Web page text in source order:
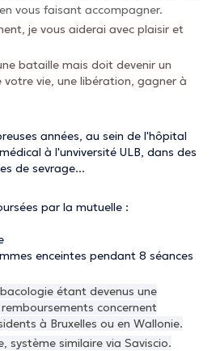
vous faisant accompagner.
je vous aiderai avec plaisir et
bataille mais doit devenir un
vie, une libération, gagner à
années, au sein de l'hôpital
à l'unviversité ULB, dans des
de sevrage...
par la mutuelle :
enceintes pendant 8 séances
étant devenus une
concernent
à Bruxelles ou en Wallonie.
système similaire via Saviscio.